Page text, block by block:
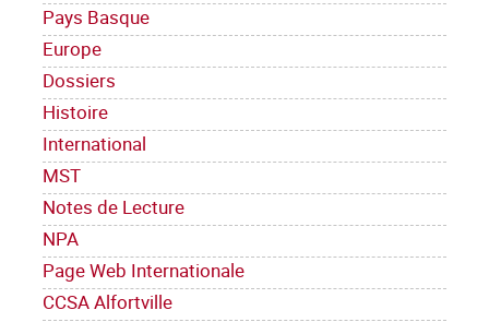
Pays Basque
Europe
Dossiers
Histoire
International
MST
Notes de Lecture
NPA
Page Web Internationale
CCSA Alfortville